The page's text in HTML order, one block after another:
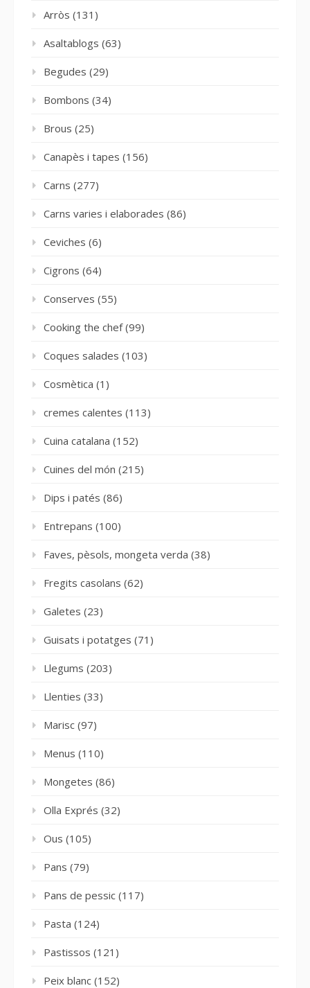
Arròs (131)
Asaltablogs (63)
Begudes (29)
Bombons (34)
Brous (25)
Canapès i tapes (156)
Carns (277)
Carns varies i elaborades (86)
Ceviches (6)
Cigrons (64)
Conserves (55)
Cooking the chef(99)
Coques salades (103)
Cosmètica (1)
cremes calentes (113)
Cuina catalana (152)
Cuines del món (215)
Dips i patés (86)
Entrepans (100)
Faves, pèsols, mongeta verda (38)
Fregits casolans (62)
Galetes (23)
Guisats i potatges (71)
Llegums (203)
Llenties (33)
Marisc (97)
Menus (110)
Mongetes (86)
Olla Exprés (32)
Ous (105)
Pans (79)
Pans de pessic (117)
Pasta (124)
Pastissos (121)
Peix blanc (152)